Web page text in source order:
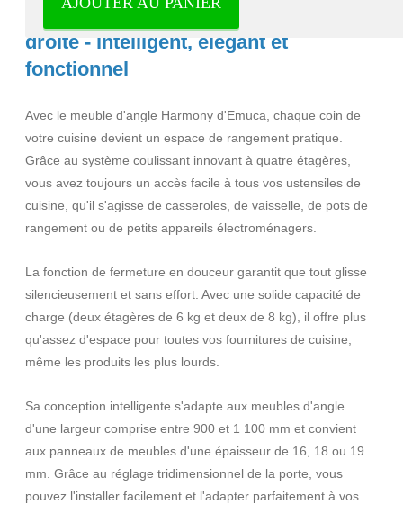
Meuble d'angle coulissant Harmony à
droite - intelligent, élégant et
fonctionnel
Avec le meuble d'angle Harmony d'Emuca, chaque coin de
votre cuisine devient un espace de rangement pratique.
Grâce au système coulissant innovant à quatre étagères,
vous avez toujours un accès facile à tous vos ustensiles de
cuisine, qu'il s'agisse de casseroles, de vaisselle, de pots de
rangement ou de petits appareils électroménagers.
La fonction de fermeture en douceur garantit que tout glisse
silencieusement et sans effort. Avec une solide capacité de
charge (deux étagères de 6 kg et deux de 8 kg), il offre plus
qu'assez d'espace pour toutes vos fournitures de cuisine,
même les produits les plus lourds.
Sa conception intelligente s'adapte aux meubles d'angle
d'une largeur comprise entre 900 et 1 100 mm et convient
aux panneaux de meubles d'une épaisseur de 16, 18 ou 19
mm. Grâce au réglage tridimensionnel de la porte, vous
pouvez l'installer facilement et l'adapter parfaitement à vos